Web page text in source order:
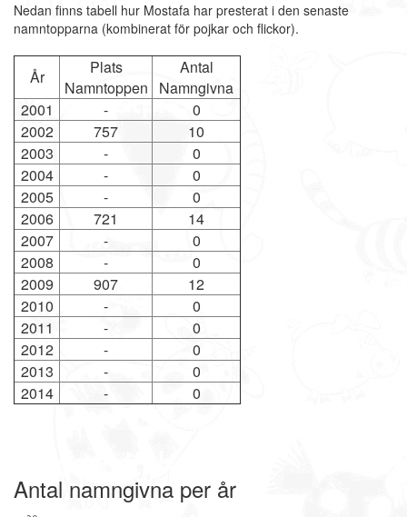
Nedan finns tabell hur Mostafa har presterat i den senaste
namntopparna (kombinerat för pojkar och flickor).
År
Plats
Namntoppen
Antal
Namngivna
2001
-
0
2002
757
10
2003
-
0
2004
-
0
2005
-
0
2006
721
14
2007
-
0
2008
-
0
2009
907
12
2010
-
0
2011
-
0
2012
-
0
2013
-
0
2014
- 0
Antal namngivna per år